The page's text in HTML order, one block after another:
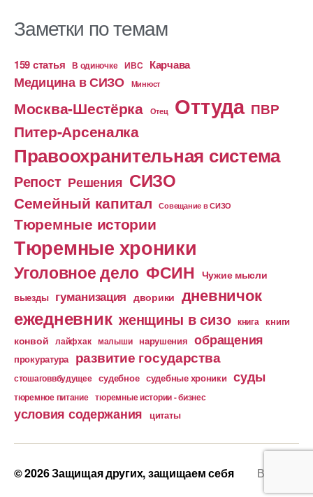
Заметки по темам
159 статья В одиночке ИВС Карчава
Медицина в СИЗО Минюст
Москва-Шестёрка Отец Оттуда ПВР
Питер-Арсеналка
Правоохранительная система
Репост Решения СИЗО
Семейный капитал Совещание в СИЗО
Тюремные истории
Тюремные хроники
Уголовное дело ФСИН Чужие мысли
выезды гуманизация дворики дневничок
ежедневник женщины в сизо книга книги
конвой лайфхак малыши нарушения обращения
прокуратура развитие государства
стошаговвбудущее судебное судебные хроники суды
тюремное питание тюремные истории - бизнес
условия содержания цитаты
© 2026Защищая других, защищаем себя Вверх